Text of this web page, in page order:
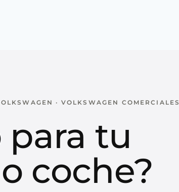
· VOLKSWAGEN COMERCIALES
para tu
coche?